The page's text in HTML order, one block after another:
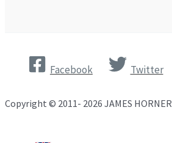
Facebook Twitter
Copyright © 2011- 2026 JAMES HORNER